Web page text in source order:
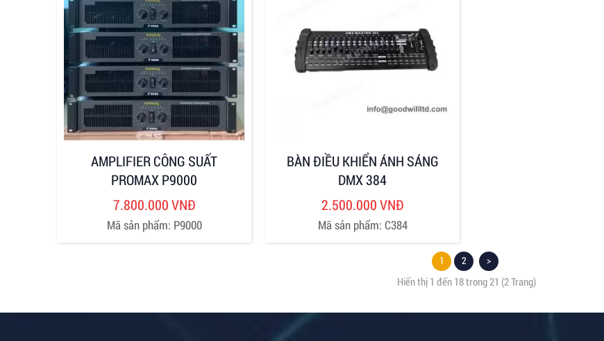
AMPLIFIER CÔNG SUẤT
PROMAX P9000
7.800.000 VNĐ
Mã sản phẩm: P9000
BÀN ĐIỀU KHIỂN ÁNH SÁNG
DMX 384
2.500.000 VNĐ
Mã sản phẩm: C384
1 2 >
Hiển thị 1 đến 18 trong 21 (2 Trang)